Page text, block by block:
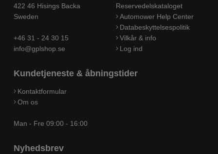
422 46 Hisings Backa
Sweden
+46 31 - 24 30 15
info@gplshop.se
Reservedelskataloget
Automower Help Center
Databeskyttelsespolitik
Vilkår & info
Log ind
Kundetjeneste & åbningstider
Kontaktformular
Om os
Man - Fre 09:00 - 16:00
Nyhedsbrev